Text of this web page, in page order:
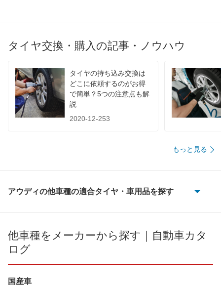
タイヤ交換・購入の記事・ノウハウ
タイヤの持ち込み交換は
どこに依頼するのがお得
で簡単？5つの注意点も解
説
2020-12-253
もっと見る
アウディの他車種の適合タイヤ・車用品を探す
100 アバント
200
80
他車種をメーカーから探す｜自動車カタ
ログ
国産車